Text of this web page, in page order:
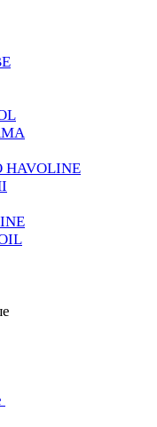
HAVOLINE